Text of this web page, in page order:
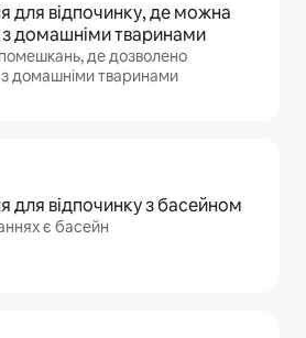
для відпочинку, де можна
з домашніми тваринами
де дозволено
домашніми тваринами
для відпочинку з басейном
є басейн